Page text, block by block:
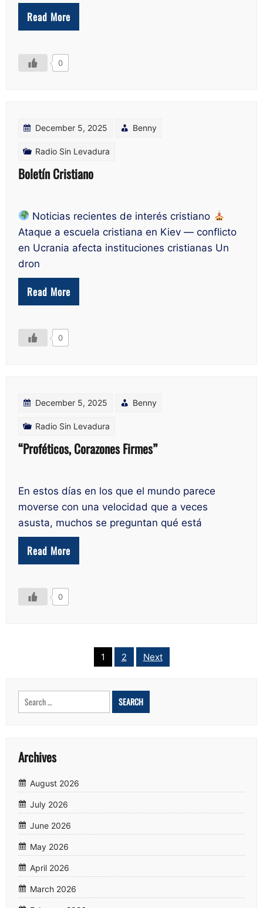
Read More
0
December 5, 2025 Benny
Radio Sin Levadura
Boletín Cristiano
Noticias recientes de interés cristiano
Ataque a escuela cristiana en Kiev — conflicto
en Ucrania afecta instituciones cristianas Un
dron
Read More
0
December 5, 2025 Benny
Radio Sin Levadura
“Proféticos, Corazones Firmes”
En estos días en los que el mundo parece
moverse con una velocidad que a veces
asusta, muchos se preguntan qué está
Read More
0
1 2 Next
Search
for:
Archives
August 2026
July 2026
June 2026
May 2026
April 2026
March 2026